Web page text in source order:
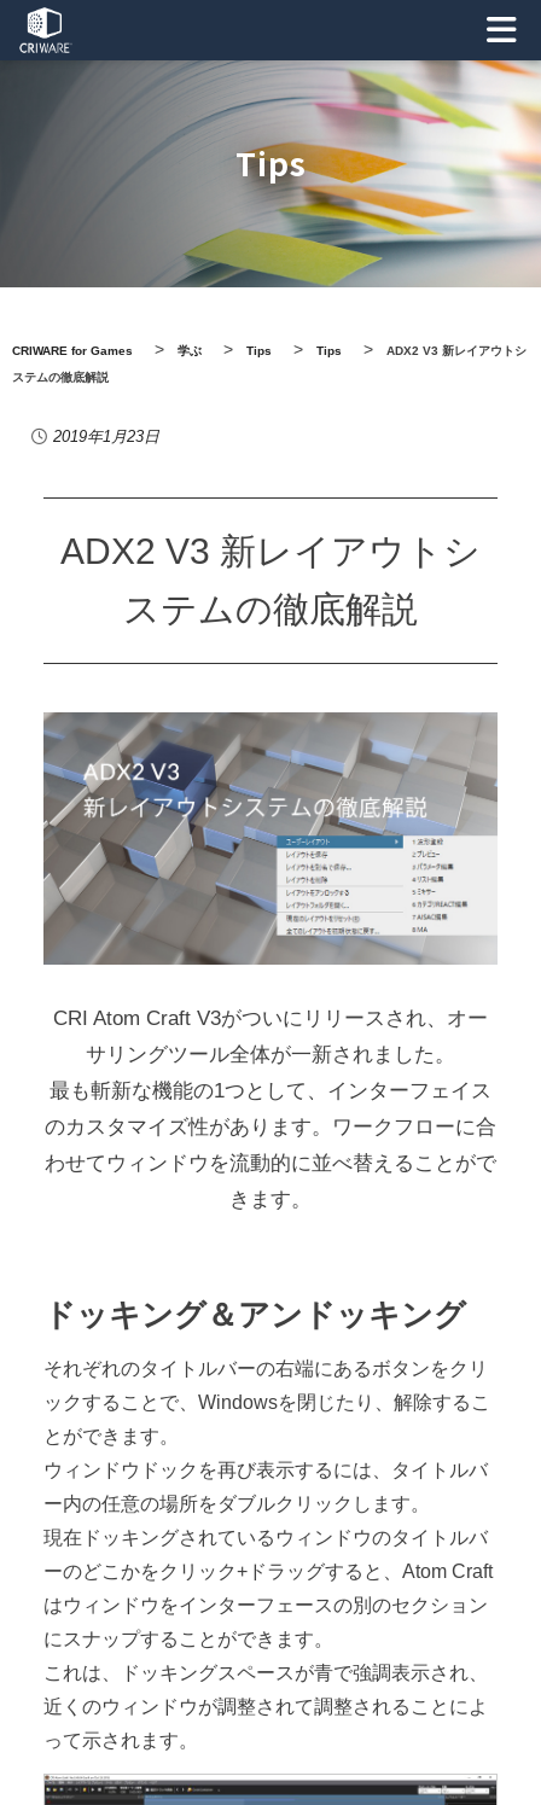
Tips
CRIWARE for Games > 学ぶ > Tips > Tips >
ADX2 V3 新レイアウトシ
ステムの徹底解説
2019年1月23日
ADX2 V3 新レイアウトシ
ステムの徹底解説
CRI Atom Craft V3がついにリリースされ、オー
サリングツール全体が一新されました。
最も斬新な機能の1つとして、インターフェイス
のカスタマイズ性があります。ワークフローに合
わせてウィンドウを流動的に並べ替えることがで
きます。
ドッキング＆アンドッキング
それぞれのタイトルバーの右端にあるボタンをクリ
ックすることで、Windowsを閉じたり、解除するこ
とができます。
ウィンドウドックを再び表示するには、タイトルバ
ー内の任意の場所をダブルクリックします。
現在ドッキングされているウィンドウのタイトルバ
ーのどこかをクリック+ドラッグすると、Atom Craft
はウィンドウをインターフェースの別のセクション
にスナップすることができます。
これは、ドッキングスペースが青で強調表示され、
近くのウィンドウが調整されて調整されることによ
って示されます。